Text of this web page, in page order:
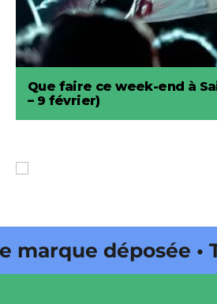
Que faire ce week-end à
– 9 février)
déposée •